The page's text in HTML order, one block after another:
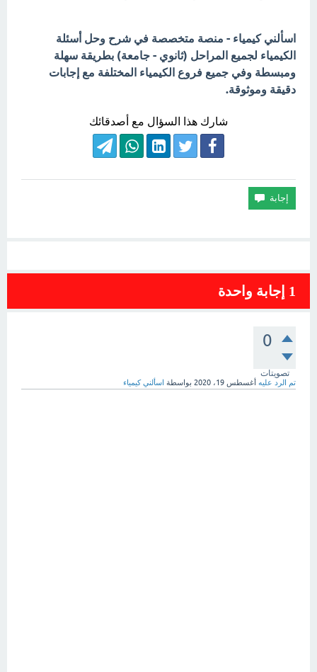
اسألني كيمياء - منصة متخصصة في شرح وحل أسئلة
الكيمياء لجميع المراحل (ثانوي - جامعة) بطريقة سهلة
ومبسطة وفي جميع فروع الكيمياء المختلفة مع إجابات
دقيقة وموثوقة.
شارك هذا السؤال مع أصدقائك
1 إجابة واحدة
0
تصويتات
تم الرد عليه أغسطس 19، 2020 بواسطة اسألني كيمياء